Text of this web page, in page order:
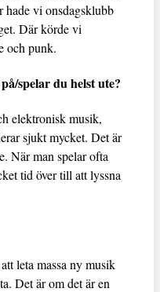
hade vi onsdagsklubb
Där körde vi
och punk.
spelar du helst ute?
elektronisk musik,
sjukt mycket. Det är
När man spelar ofta
tid över till att lyssna
leta massa ny musik
Det är om det är en